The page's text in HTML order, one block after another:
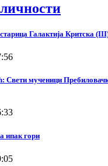
Галактија Критска
Свети мученици
ипак гори